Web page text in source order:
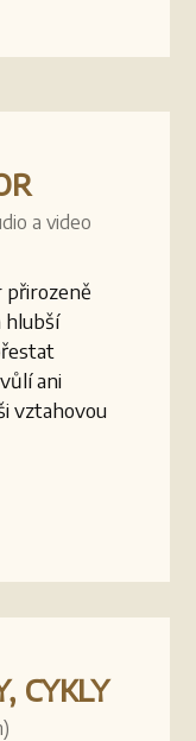
a video
přirozeně
hlubší
ani
vztahovou
cykly